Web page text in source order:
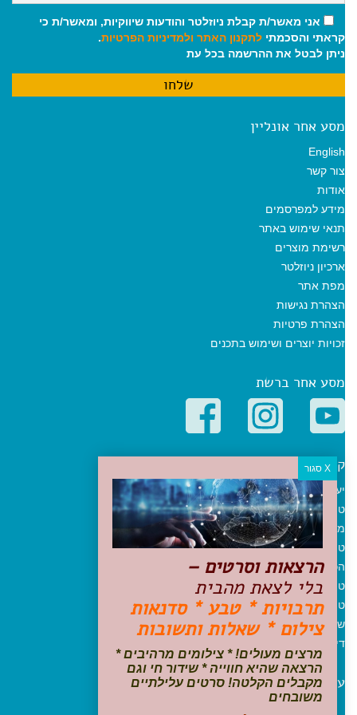
אני מאשר/ת קבלת ניוזלטר והודעות שיווקיות, ומאשר/ת כי
קראתי והסכמתילתקנון האתר ולמדיניות הפרטיות.
ניתן לבטל את ההרשמה בכל עת
מסע אחר אונליין
English
צור קשר
אודות
מידע למפרסמים
תנאי שימוש באתר
רשימת מוצרים
ארכיון ניוזלטר
מפת אתר
הצהרת נגישות
הצהרת פרטיות
זכויות יוצרים ושימוש בתכנים
מסע אחר ברשת
קטגוריות פופולריות
יעדים
טיולים בישראל
מלונות בוטיק בישראל
טיפים והמלצות
הכנות לנסיעה
טיולי ג'יפים
טיולים עם ילדים
שייט, הפלגות, קרוזים
דיגיטל
עקבו אחרינו בפייסבוק
הרצאות וסרטים –
בלי לצאת מהבית
תרבויות * טבע * סדנאות
צילום * שאלות ותשובות
מרצים מעולים! * צילומים מרהיבים *
הרצאה שהיא חווייה * שידור חי וגם
מקבלים הקלטה! סרטים עלילתיים
משובחים